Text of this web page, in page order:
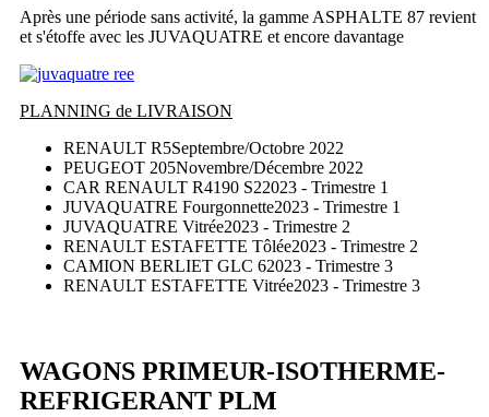
Après une période sans activité, la gamme ASPHALTE 87 revient
et s'étoffe avec les JUVAQUATRE et encore davantage
PLANNING de LIVRAISON
RENAULT R5Septembre/Octobre 2022
PEUGEOT 205Novembre/Décembre 2022
CAR RENAULT R4190 S22023 - Trimestre 1
JUVAQUATRE Fourgonnette2023 - Trimestre 1
JUVAQUATRE Vitrée2023 - Trimestre 2
RENAULT ESTAFETTE Tôlée2023 - Trimestre 2
CAMION BERLIET GLC 62023 - Trimestre 3
RENAULT ESTAFETTE Vitrée2023 - Trimestre 3
WAGONS PRIMEUR-ISOTHERME-
REFRIGERANT PLM